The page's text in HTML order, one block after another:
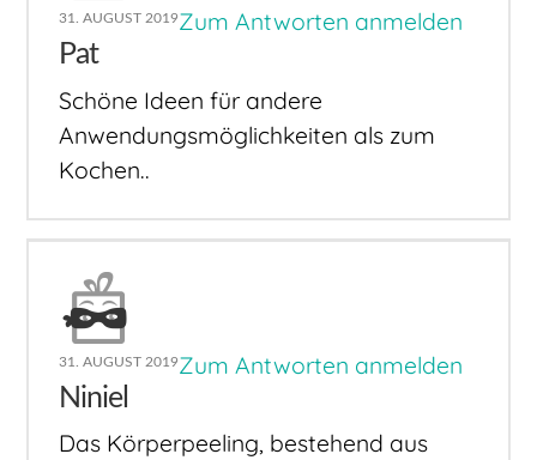
31. AUGUST 2019Zum Antworten anmelden
Pat
Schöne Ideen für andere
Anwendungsmöglichkeiten als zum
Kochen..
31. AUGUST 2019Zum Antworten anmelden
Niniel
Das Körperpeeling, bestehend aus